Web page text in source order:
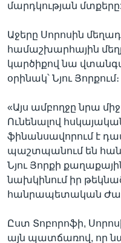
մարդկության մտքերը:
Աջերը Սորոսին
համաշխարհային
կարծիքով նա
օրինակ՝ Նյու Յորքում։
«Այս ամբողջը նրա
Ունենալով
ֆինանսավորում է
պաշտպանում են
Նյու Յորքի
նախկինում իր
հանրապետական
Ըստ Տոբորոֆի,
այն պատճառով, որ